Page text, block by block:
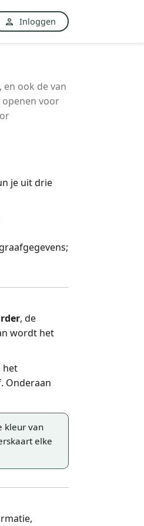
Inloggen
en ook de van
voor
je uit drie
, de
wordt het
het
Onderaan
kleur van
elke